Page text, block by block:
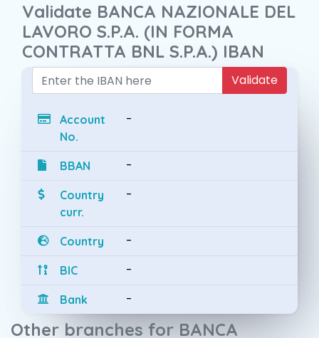
Validate BANCA NAZIONALE DEL
LAVORO S.P.A. (IN FORMA
CONTRATTA BNL S.P.A.) IBAN
Validate
Account
No.
-
BBAN -
Country
curr.
-
Country -
BIC -
Bank -
Other branches for BANCA